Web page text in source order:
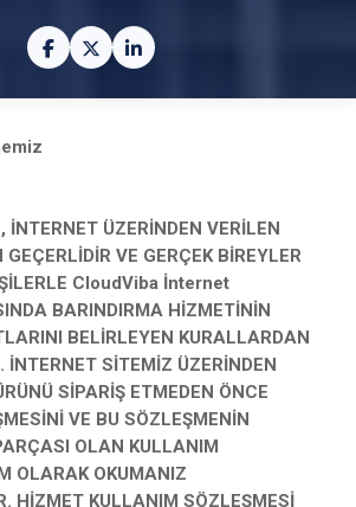
İNTERNET ÜZERİNDEN VERİLEN
VE GERÇEK BİREYLER
CloudViba İnternet
BARINDIRMA HİZMETİNİN
BELİRLEYEN KURALLARDAN
İNTERNET SİTEMİZ ÜZERİNDEN
SİPARİŞ ETMEDEN ÖNCE
VE BU SÖZLEŞMENİN
OLAN KULLANIM
OLARAK OKUMANIZ
HİZMET KULLANIM SÖZLEŞMESİ